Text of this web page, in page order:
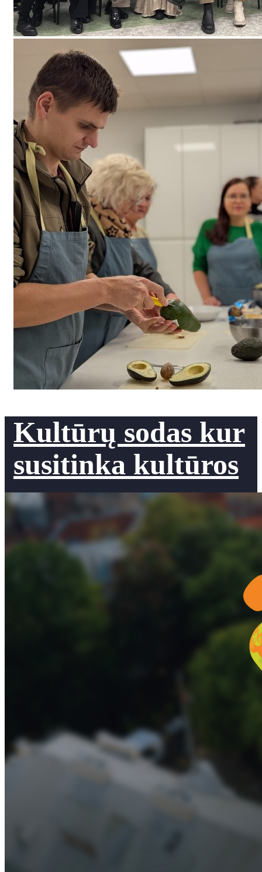
Kultūrų sodas kur
susitinka kultūros